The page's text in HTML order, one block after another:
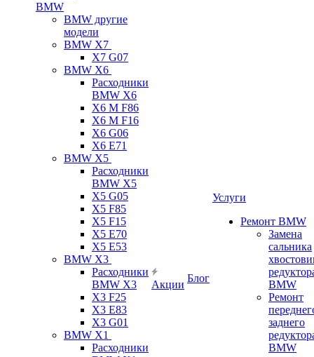
BMW
BMW другие
модели
BMW X7
X7 G07
BMW X6
Расходники
BMW X6
X6 M F86
X6 M F16
X6 G06
X6 E71
BMW X5
Расходники
BMW X5
X5 G05
X5 F85
X5 F15
X5 E70
X5 E53
BMW X3
Расходники
BMW X3
X3 F25
X3 E83
X3 G01
BMW X1
Расходники
Акции
Блог
Услуги
Ремонт BMW
Замена
сальника
BMW
Ремонт
заднего
BMW